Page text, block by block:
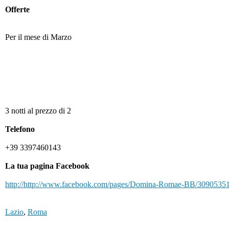
Offerte
Per il mese di Marzo
3 notti al prezzo di 2
Telefono
+39 3397460143
La tua pagina Facebook
http://http://www.facebook.com/pages/Domina-Romae-BB/
Lazio, Roma